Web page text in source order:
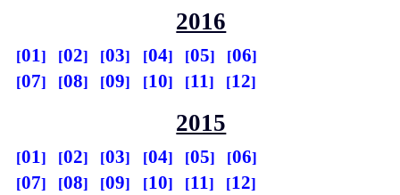
2016
01 02 03 04 05
06
07
08 09 10 11 12
2015
01 02 03 04 05
06
07
08 09 10 11 12